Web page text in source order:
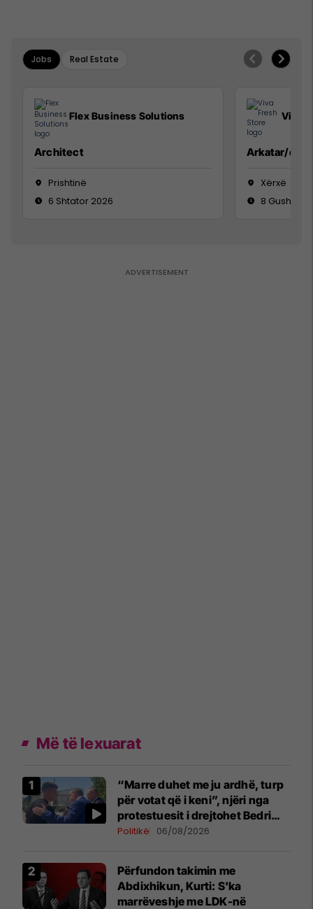
Jobs Real Estate
Flex Business Solutions
Architect
Prishtinë
6 Shtator 2026
Viva
Arkatar/e
Xërxë
8 Gusht
Më të lexuarat
“Marre duhet me ju ardhë, turp
për votat që i keni”, njëri nga
protestuesit i drejtohet Bedri
Hamzës
Politikë 06/08/2026
Përfundon takimin me
Abdixhikun, Kurti: S'ka
marrëveshje me LDK-në